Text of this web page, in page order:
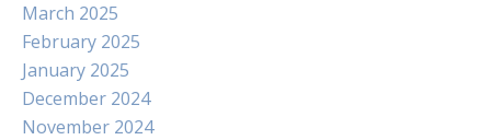
March 2025
February 2025
January 2025
December 2024
November 2024